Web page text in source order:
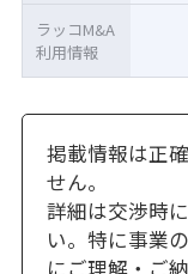
ラッコM&A
利用情報
掲載情報は正
せん。
詳細は交渉時
い。特に事業
にご理解・ご